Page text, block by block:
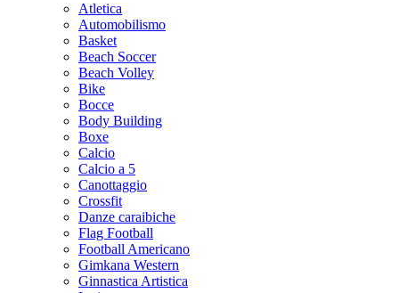
Atletica
Automobilismo
Basket
Beach Soccer
Beach Volley
Bike
Bocce
Body Building
Boxe
Calcio
Calcio a 5
Canottaggio
Crossfit
Danze caraibiche
Flag Football
Football Americano
Gimkana Western
Ginnastica Artistica